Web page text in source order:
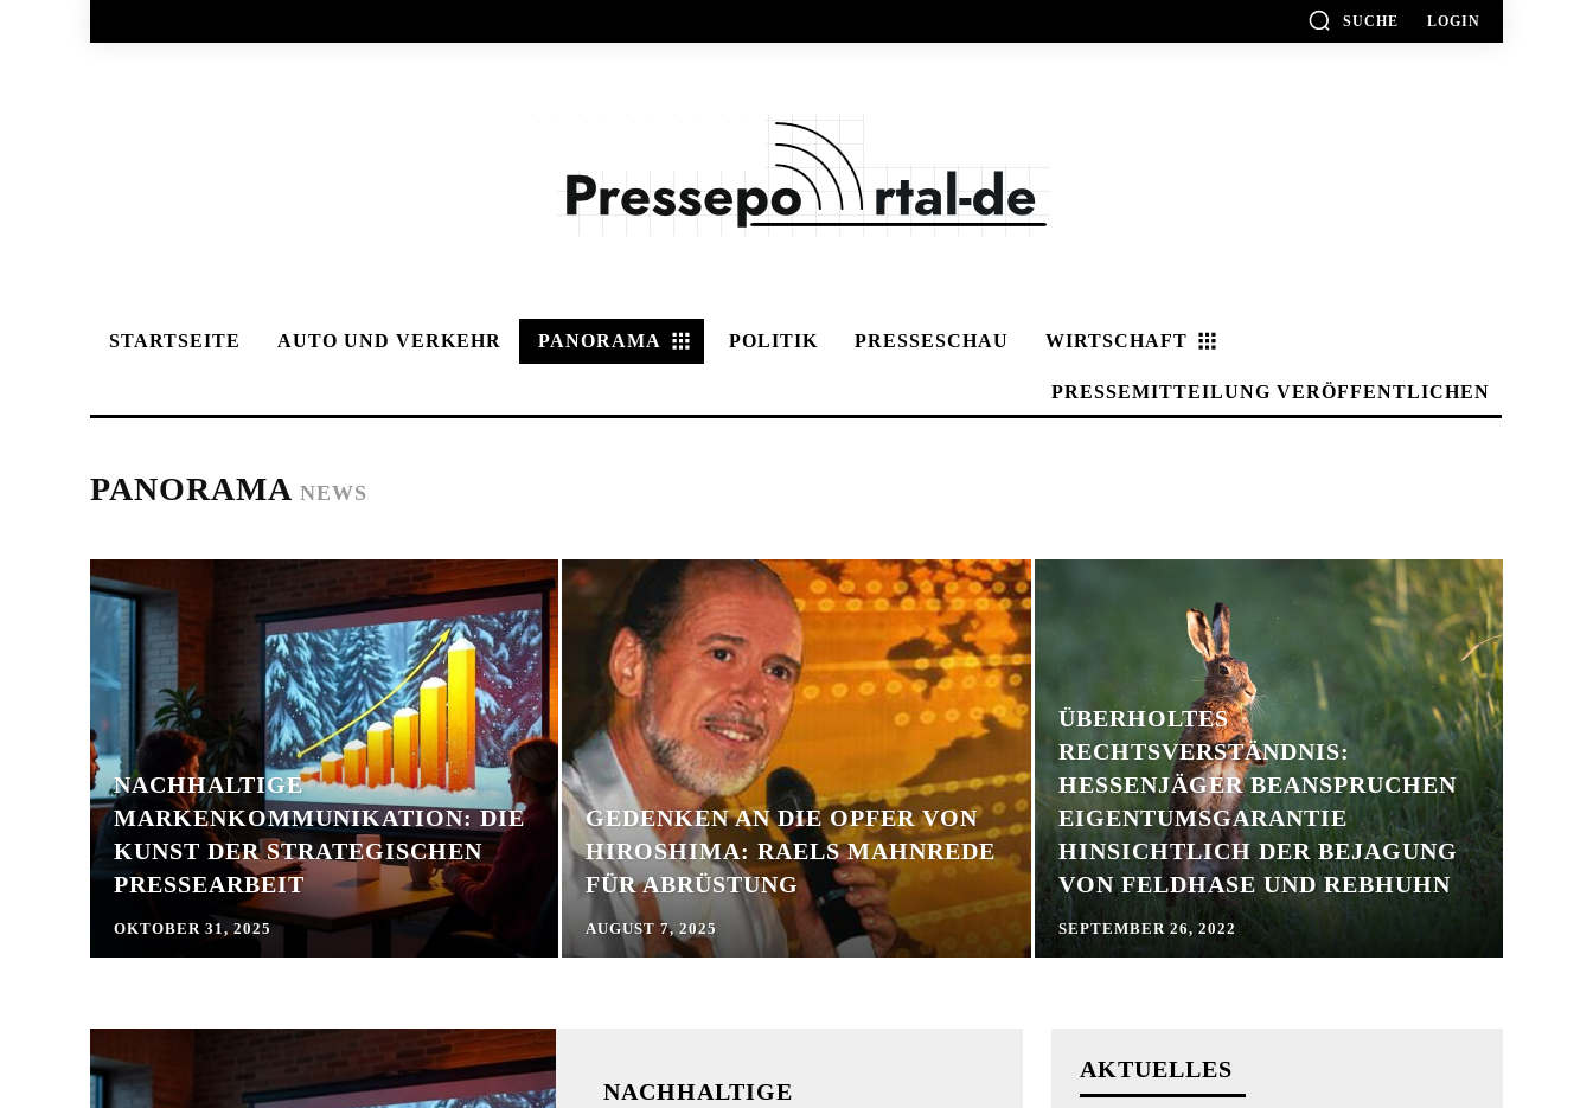
SUCHE LOGIN
STARTSEITE AUTO UND VERKEHR PANORAMA POLITIK PRESSESCHAU WIRTSCHAFT
PRESSEMITTEILUNG VERÖFFENTLICHEN
PANORAMA NEWS
NACHHALTIGE
MARKENKOMMUNIKATION: DIE
KUNST DER STRATEGISCHEN
PRESSEARBEIT
OKTOBER 31, 2025
GEDENKEN AN DIE OPFER VON
HIROSHIMA: RAELS MAHNREDE
FÜR ABRÜSTUNG
AUGUST 7, 2025
ÜBERHOLTES
RECHTSVERSTÄNDNIS:
HESSENJÄGER BEANSPRUCHEN
EIGENTUMSGARANTIE
HINSICHTLICH DER BEJAGUNG
VON FELDHASE UND REBHUHN
SEPTEMBER 26, 2022
NACHHALTIGE
AKTUELLES